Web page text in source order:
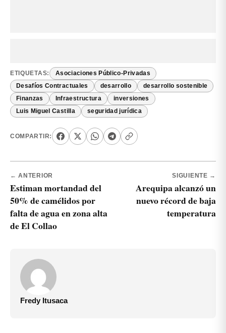
ETIQUETAS: Asociaciones Público-Privadas
Desafíos Contractuales desarrollo desarrollo sostenible
Finanzas Infraestructura inversiones
Luis Miguel Castilla seguridad jurídica
COMPARTIR:
← ANTERIOR
Estiman mortandad del
50% de camélidos por
falta de agua en zona alta
de El Collao
SIGUIENTE →
Arequipa alcanzó un
nuevo récord de baja
temperatura
Fredy Itusaca